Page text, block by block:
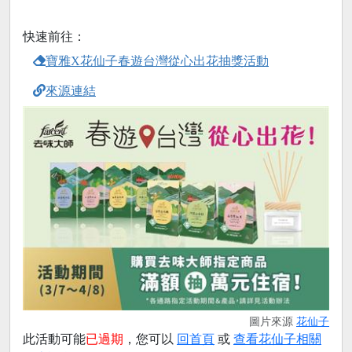
快速前往：
寶雅X花仙子春遊台灣從心出花抽獎活動
來源連結
圖片來源 花仙子
此活動可能已過期 ，您可以 回首頁 或 查看花仙子相關